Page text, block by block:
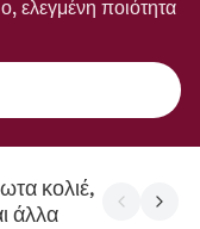
ελεγμένη ποιότητα
κολιέ,
άλλα